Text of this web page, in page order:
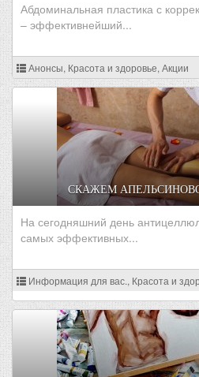
Абдоминальная пластика с
– эффективнейший...
Анонсы, Красота и здоровье, Акции
СКАЖЕМ
На сегодняшний день
самых эффективных...
Информация для вас., Красота и